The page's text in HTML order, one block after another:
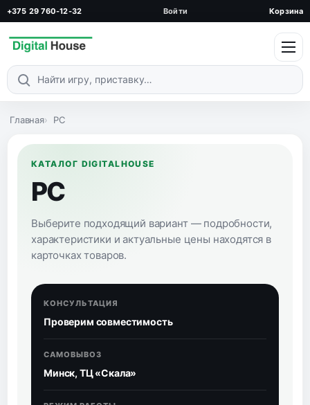
+375 29 760-12-32 Войти Корзина
Поиск по каталогу
Главная PC
КАТАЛОГ DIGITALHOUSE
PC
Выберите подходящий вариант — подробности,
характеристики и актуальные цены находятся в
карточках товаров.
КОНСУЛЬТАЦИЯ
Проверим совместимость
САМОВЫВОЗ
Минск, ТЦ «Скала»